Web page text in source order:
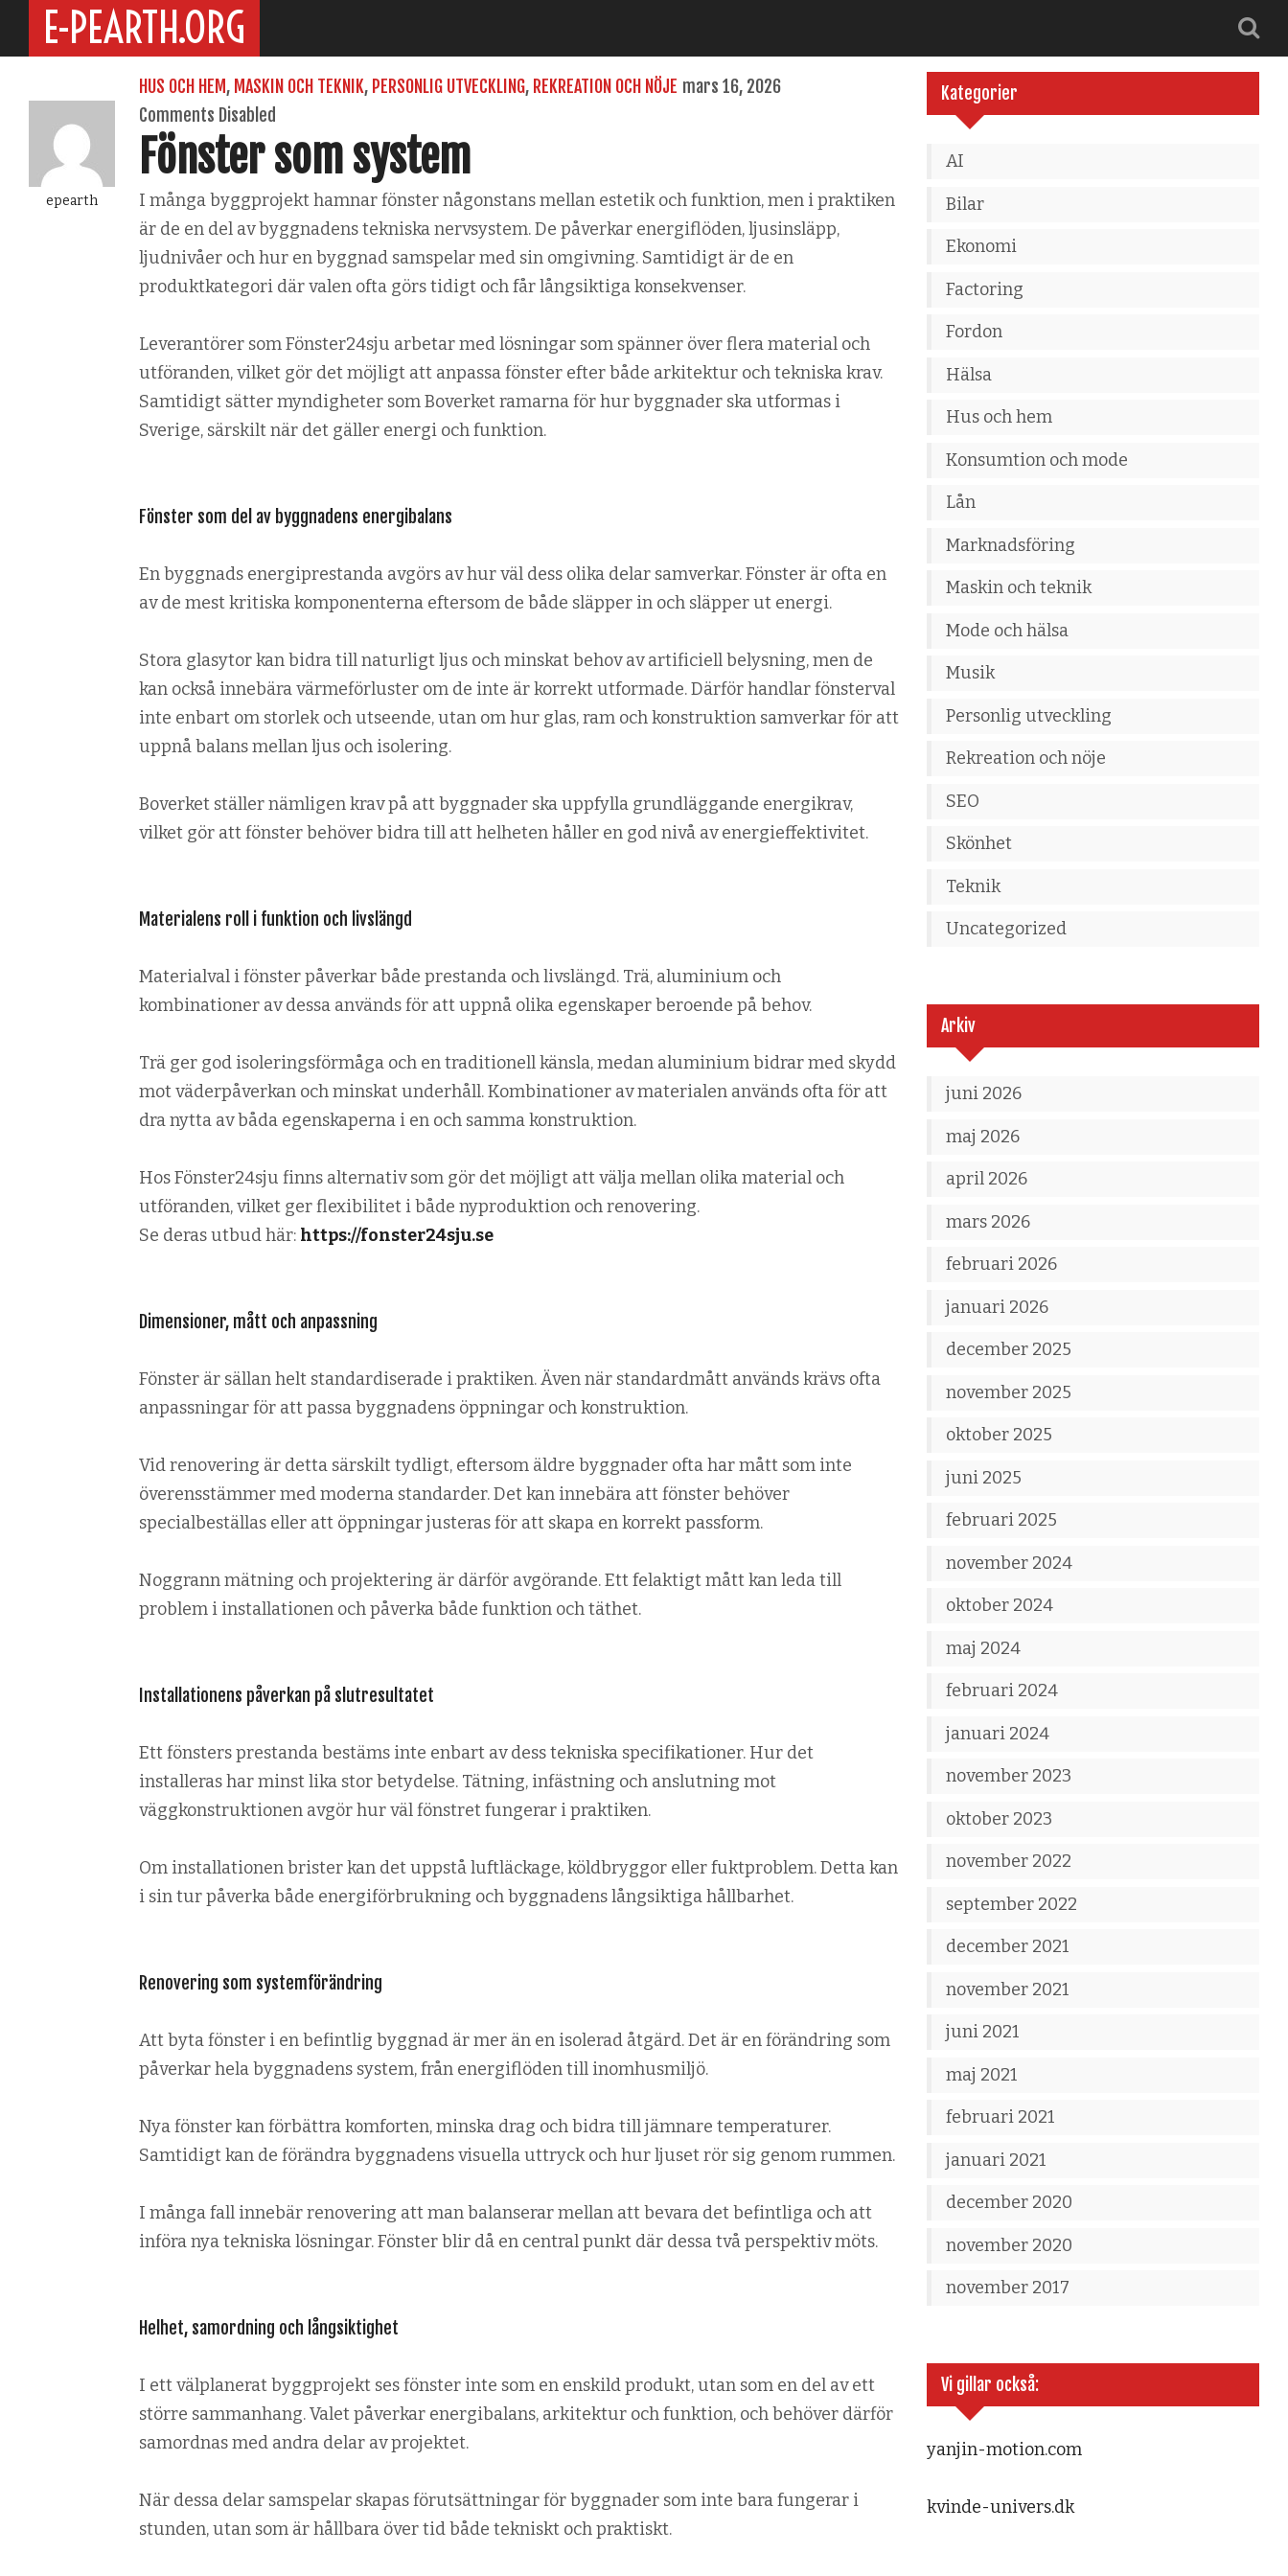
E-PEARTH.ORG
epearth
HUS OCH HEM, MASKIN OCH TEKNIK, PERSONLIG UTVECKLING, REKREATION OCH NÖJE mars 16, 2026
Comments Disabled
Fönster som system
I många byggprojekt hamnar fönster någonstans mellan estetik och funktion, men i praktiken
är de en del av byggnadens tekniska nervsystem. De påverkar energiflöden, ljusinsläpp,
ljudnivåer och hur en byggnad samspelar med sin omgivning. Samtidigt är de en
produktkategori där valen ofta görs tidigt och får långsiktiga konsekvenser.
Leverantörer som Fönster24sju arbetar med lösningar som spänner över flera material och
utföranden, vilket gör det möjligt att anpassa fönster efter både arkitektur och tekniska krav.
Samtidigt sätter myndigheter som Boverket ramarna för hur byggnader ska utformas i
Sverige, särskilt när det gäller energi och funktion.
Fönster som del av byggnadens energibalans
En byggnads energiprestanda avgörs av hur väl dess olika delar samverkar. Fönster är ofta en
av de mest kritiska komponenterna eftersom de både släpper in och släpper ut energi.
Stora glasytor kan bidra till naturligt ljus och minskat behov av artificiell belysning, men de
kan också innebära värmeförluster om de inte är korrekt utformade. Därför handlar fönsterval
inte enbart om storlek och utseende, utan om hur glas, ram och konstruktion samverkar för att
uppnå balans mellan ljus och isolering.
Boverket ställer nämligen krav på att byggnader ska uppfylla grundläggande energikrav,
vilket gör att fönster behöver bidra till att helheten håller en god nivå av energieffektivitet.
Materialens roll i funktion och livslängd
Materialval i fönster påverkar både prestanda och livslängd. Trä, aluminium och
kombinationer av dessa används för att uppnå olika egenskaper beroende på behov.
Trä ger god isoleringsförmåga och en traditionell känsla, medan aluminium bidrar med skydd
mot väderpåverkan och minskat underhåll. Kombinationer av materialen används ofta för att
dra nytta av båda egenskaperna i en och samma konstruktion.
Hos Fönster24sju finns alternativ som gör det möjligt att välja mellan olika material och
utföranden, vilket ger flexibilitet i både nyproduktion och renovering.
Se deras utbud här: https://fonster24sju.se
Dimensioner, mått och anpassning
Fönster är sällan helt standardiserade i praktiken. Även när standardmått används krävs ofta
anpassningar för att passa byggnadens öppningar och konstruktion.
Vid renovering är detta särskilt tydligt, eftersom äldre byggnader ofta har mått som inte
överensstämmer med moderna standarder. Det kan innebära att fönster behöver
specialbeställas eller att öppningar justeras för att skapa en korrekt passform.
Noggrann mätning och projektering är därför avgörande. Ett felaktigt mått kan leda till
problem i installationen och påverka både funktion och täthet.
Installationens påverkan på slutresultatet
Ett fönsters prestanda bestäms inte enbart av dess tekniska specifikationer. Hur det
installeras har minst lika stor betydelse. Tätning, infästning och anslutning mot
väggkonstruktionen avgör hur väl fönstret fungerar i praktiken.
Om installationen brister kan det uppstå luftläckage, köldbryggor eller fuktproblem. Detta kan
i sin tur påverka både energiförbrukning och byggnadens långsiktiga hållbarhet.
Renovering som systemförändring
Att byta fönster i en befintlig byggnad är mer än en isolerad åtgärd. Det är en förändring som
påverkar hela byggnadens system, från energiflöden till inomhusmiljö.
Nya fönster kan förbättra komforten, minska drag och bidra till jämnare temperaturer.
Samtidigt kan de förändra byggnadens visuella uttryck och hur ljuset rör sig genom rummen.
I många fall innebär renovering att man balanserar mellan att bevara det befintliga och att
införa nya tekniska lösningar. Fönster blir då en central punkt där dessa två perspektiv möts.
Helhet, samordning och långsiktighet
I ett välplanerat byggprojekt ses fönster inte som en enskild produkt, utan som en del av ett
större sammanhang. Valet påverkar energibalans, arkitektur och funktion, och behöver därför
samordnas med andra delar av projektet.
När dessa delar samspelar skapas förutsättningar för byggnader som inte bara fungerar i
stunden, utan som är hållbara över tid både tekniskt och praktiskt.
Kategorier
AI
Bilar
Ekonomi
Factoring
Fordon
Hälsa
Hus och hem
Konsumtion och mode
Lån
Marknadsföring
Maskin och teknik
Mode och hälsa
Musik
Personlig utveckling
Rekreation och nöje
SEO
Skönhet
Teknik
Uncategorized
Arkiv
juni 2026
maj 2026
april 2026
mars 2026
februari 2026
januari 2026
december 2025
november 2025
oktober 2025
juni 2025
februari 2025
november 2024
oktober 2024
maj 2024
februari 2024
januari 2024
november 2023
oktober 2023
november 2022
september 2022
december 2021
november 2021
juni 2021
maj 2021
februari 2021
januari 2021
december 2020
november 2020
november 2017
Vi gillar också:
yanjin-motion.com
kvinde-univers.dk